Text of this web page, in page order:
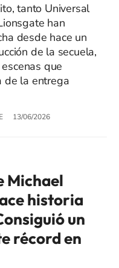
tanto Universal
han
desde hace un
de la secuela,
que
de la entrega
13/06/2026
Michael
historia
un
récord en